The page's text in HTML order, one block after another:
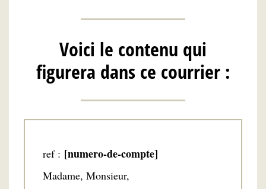
Voici le contenu qui
figurera dans ce courrier :
ref : [numero-de-compte]
Madame, Monsieur,